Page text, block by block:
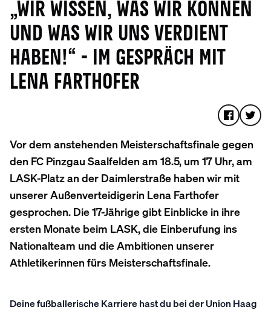
„WIR WISSEN, WAS WIR KÖNNEN
UND WAS WIR UNS VERDIENT
HABEN!“ - IM GESPRÄCH MIT
LENA FARTHOFER
Vor dem anstehenden Meisterschaftsfinale gegen
den FC Pinzgau Saalfelden am 18.5, um 17 Uhr, am
LASK-Platz an der Daimlerstraße haben wir mit
unserer Außenverteidigerin Lena Farthofer
gesprochen. Die 17-Jährige gibt Einblicke in ihre
ersten Monate beim LASK, die Einberufung ins
Nationalteam und die Ambitionen unserer
Athletikerinnen fürs Meisterschaftsfinale.
Deine fußballerische Karriere hast du bei der Union Haag